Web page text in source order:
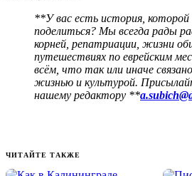
**У вас есть история,
поделиться? Мы всегда рады
корней, репатриации, жизни
путешествиях по еврейским
всём, что так или иначе
жизнью и культурой.
нашему редактору **
ЧИТАЙТЕ ТАКЖЕ